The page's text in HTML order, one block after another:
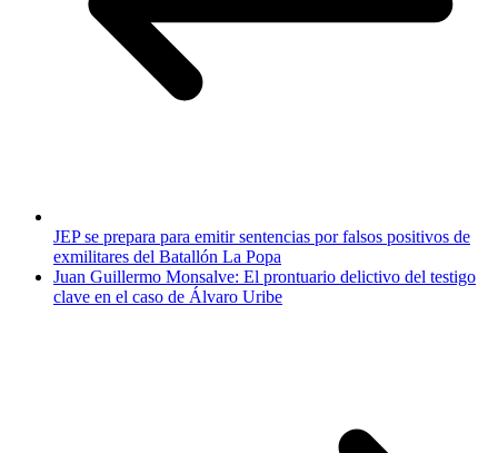
JEP se prepara para emitir sentencias por falsos positivos de
exmilitares del Batallón La Popa
Juan Guillermo Monsalve: El prontuario delictivo del testigo
clave en el caso de Álvaro Uribe